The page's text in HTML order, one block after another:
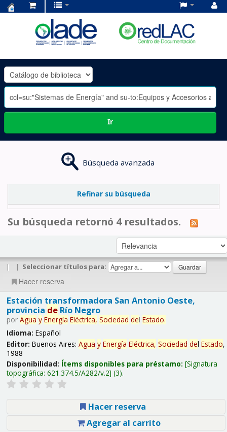
OLADE
-
Ir
Búsqueda avanzada
Refinar su búsqueda
Su búsqueda retornó 4 resultados.
| | Seleccionar títulos para:
Hacer reserva
Estación transformadora San Antonio Oeste,
provincia deRío Negro
por Agua y Energía Eléctrica, Sociedad del Estado.
Idioma: Español
Editor: Buenos Aires: Agua y Energía Eléctrica, Sociedad del Estado,
1988
Disponibilidad: Ítems disponibles para préstamo: Signatura
topográfica: 621.374.5/A282/v.2 (3).
Hacer reserva
Agregar al carrito